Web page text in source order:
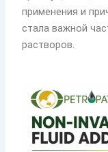
применения и
стала важной
растворов.